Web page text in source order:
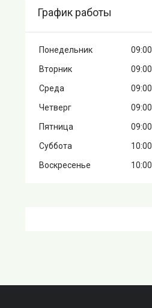
График работы
Понедельник 09:00
Вторник
09:00
Среда
09:00
Четверг
09:00
Пятница
09:00
Суббота
10:00
Воскресенье
10:00